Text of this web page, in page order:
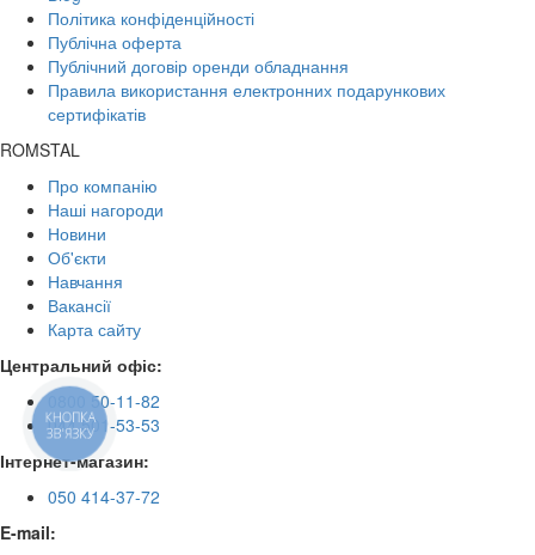
Політика конфіденційності
Публічна оферта
Публічний договір оренди обладнання
Правила використання електронних подарункових
сертифікатів
ROMSTAL
Про компанію
Наші нагороди
Новини
Об'єкти
Навчання
Вакансії
Карта сайту
Центральний офіс:
0800 50-11-82
044 501-53-53
Інтернет-магазин:
050 414-37-72
E-mail:
КНОПКА
ЗВ'ЯЗКУ